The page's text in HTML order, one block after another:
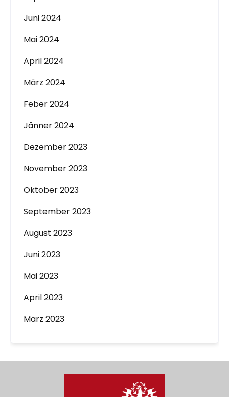
Juni 2024
Mai 2024
April 2024
März 2024
Feber 2024
Jänner 2024
Dezember 2023
November 2023
Oktober 2023
September 2023
August 2023
Juni 2023
Mai 2023
April 2023
März 2023